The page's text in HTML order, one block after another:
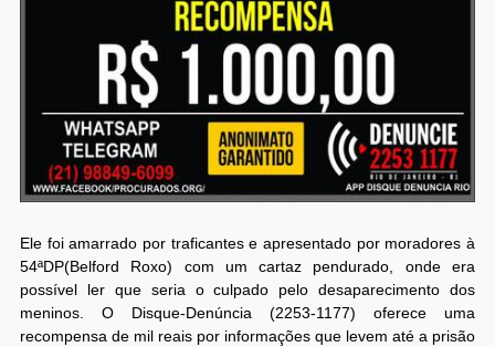
Ele foi amarrado por traficantes e apresentado por moradores à
54ªDP(Belford Roxo) com um cartaz pendurado, onde era
possível ler que seria o culpado pelo desaparecimento dos
meninos. O Disque-Denúncia (2253-1177) oferece uma
recompensa de mil reais por informações que levem até a prisão